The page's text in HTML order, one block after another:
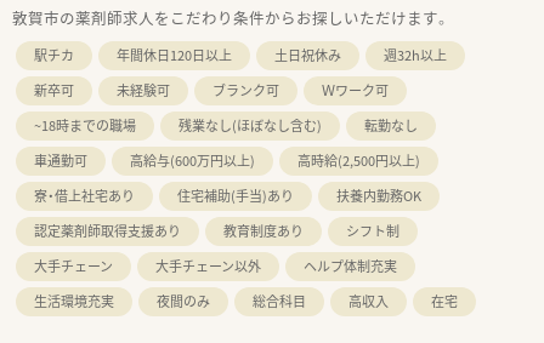
敦賀市の薬剤師求人をこだわり条件からお探しいただけます。
駅チカ 年間休日120日以上 土日祝休み
週32h以上
新卒可
未経験可 ブランク可
Ｗワーク可
~18時までの職場
残業なし(ほぼなし含む)
転勤なし
車通勤可
高給与(600万円以上)
高時給(2,500円以上)
寮・借上社宅あり
住宅補助(手当)あり
扶養内勤務OK
認定薬剤師取得支援あり
教育制度あり
シフト制
大手チェーン
大手チェーン以外
ヘルプ体制充実
生活環境充実
夜間のみ 総合科目 高収入 在宅